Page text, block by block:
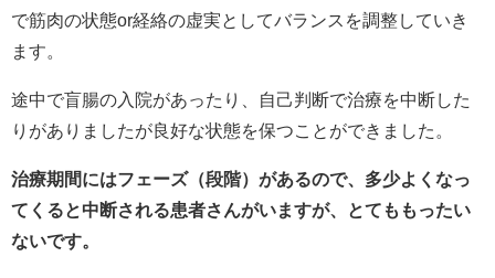
で筋肉の状態or経絡の虚実としてバランスを調整していき
ます。
途中で盲腸の入院があったり、自己判断で治療を中断した
りがありましたが良好な状態を保つことができました。
治療期間にはフェーズ（段階）があるので、多少よくなっ
てくると中断される患者さんがいますが、とてももったい
ないです。